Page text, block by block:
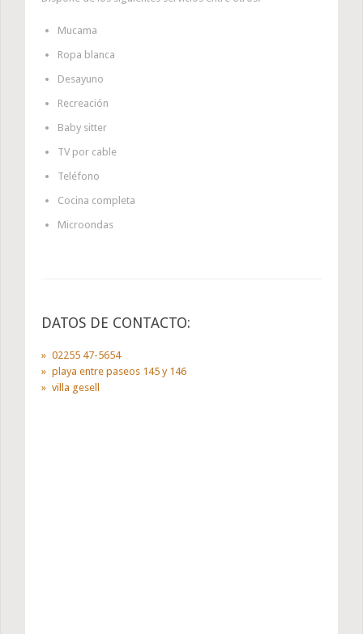
Mucama
Ropa blanca
Desayuno
Recreación
Baby sitter
TV por cable
Teléfono
Cocina completa
Microondas
DATOS DE CONTACTO:
02255 47-5654
playa entre paseos 145 y 146
villa gesell